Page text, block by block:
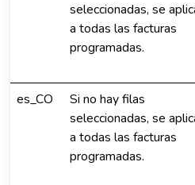
seleccionadas, se
a todas las facturas
programadas.
es_CO
Si no hay filas
seleccionadas, se
a todas las facturas
programadas.